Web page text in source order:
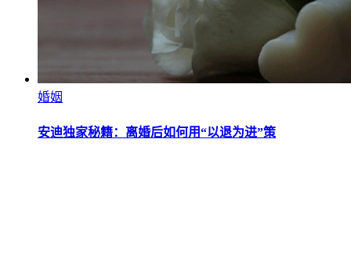
婚姻
安迪独家秘籍：离婚后如何用“以退为进”策